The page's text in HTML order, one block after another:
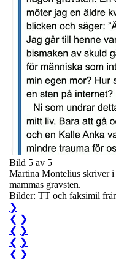
Bild 5 av 5
Martina Montelius skriver i
mammas gravsten.
Bilder: TT och faksimil
❯
❮ ❯
❮ ❯
❮ ❯
❮ ❯